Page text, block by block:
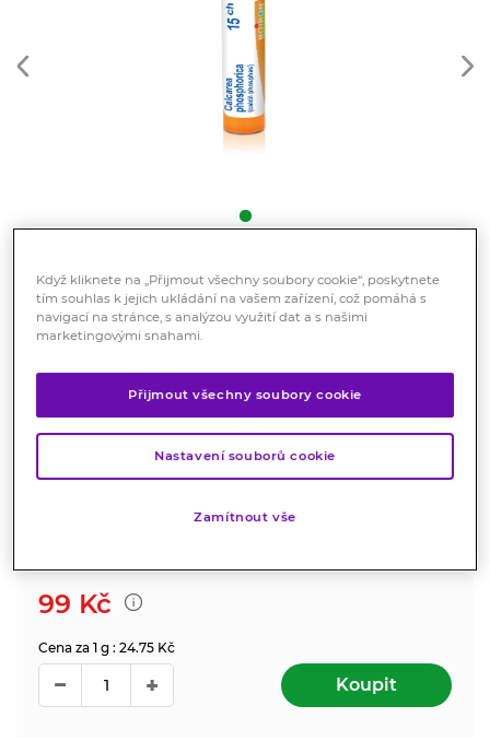
Boiron Calcarea Phosphorica
15CH gra. 4g
Homeopatický léčivý přípravek bez schválených
léčebných indikací.
99 Kč
Cena za 1 g : 24.75 Kč
Koupit
Když kliknete na „Přijmout všechny soubory cookie“, poskytnete
tím souhlas k jejich ukládání na vašem zařízení, což pomáhá s
navigací na stránce, s analýzou využití dat a s našimi
marketingovými snahami.
Přijmout všechny soubory cookie
Nastavení souborů cookie
Zamítnout vše